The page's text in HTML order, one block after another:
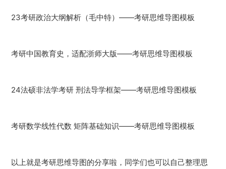
23考研政治大纲解析（毛中特）——考研思维导图模板
考研中国教育史，适配浙师大版——考研思维导图模板
24法硕非法学考研 刑法导学框架——考研思维导图模板
考研数学线性代数 矩阵基础知识——考研思维导图模板
以上就是考研思维导图的分享啦，同学们也可以自己整理思